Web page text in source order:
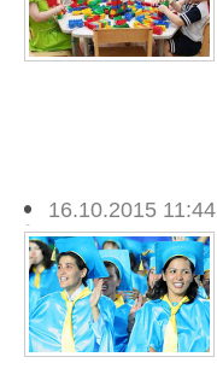
16.10.2015 11:44